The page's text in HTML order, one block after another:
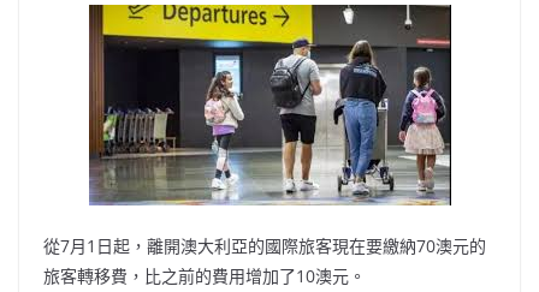
從7月1日起，離開澳大利亞的國際旅客現在要繳納70澳元的
旅客轉移費，比之前的費用增加了10澳元。